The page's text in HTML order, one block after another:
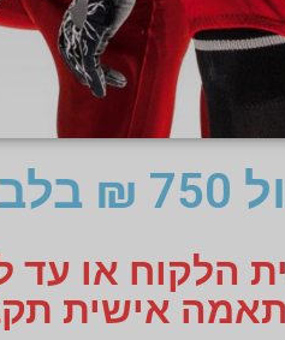
הלקוח או
אישית תקבלו 3 זוגות